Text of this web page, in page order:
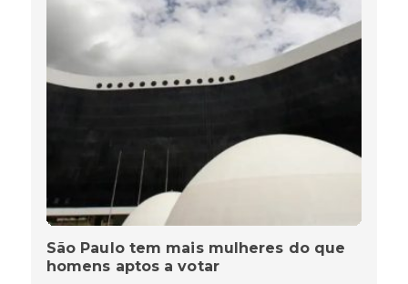
São Paulo tem mais mulheres do que
homens aptos a votar